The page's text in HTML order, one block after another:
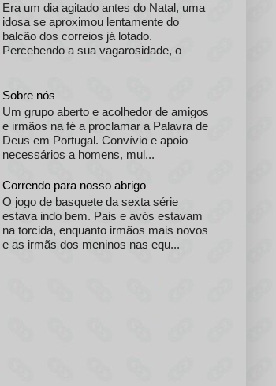
Era um dia agitado antes do Natal, uma
idosa se aproximou lentamente do
balcão dos correios já lotado.
Percebendo a sua vagarosidade, o
Sobre nós
Um grupo aberto e acolhedor de amigos
e irmãos na fé a proclamar a Palavra de
Deus em Portugal. Convívio e apoio
necessários a homens, mul...
Correndo para nosso abrigo
O jogo de basquete da sexta série
estava indo bem. Pais e avós estavam
na torcida, enquanto irmãos mais novos
e as irmãs dos meninos nas equ...